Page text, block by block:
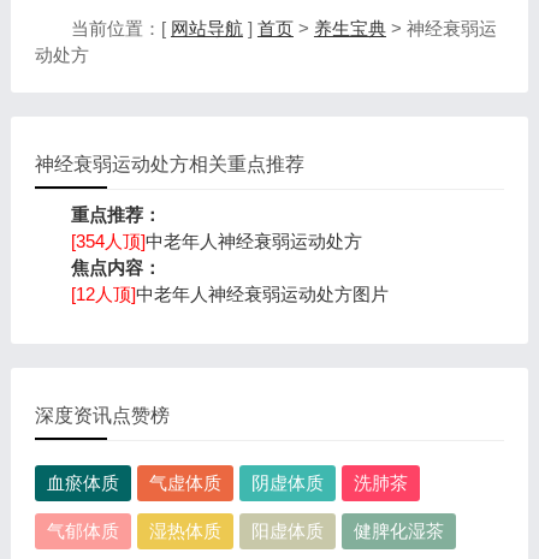
当前位置：[ 网站导航 ] 首页> 养生宝典> 神经衰弱运
动处方
神经衰弱运动处方相关重点推荐
重点推荐：
[354人顶]中老年人神经衰弱运动处方
焦点内容：
[12人顶]中老年人神经衰弱运动处方图片
深度资讯点赞榜
血瘀体质 气虚体质 阴虚体质 洗肺茶
气郁体质 湿热体质 阳虚体质 健脾化湿茶